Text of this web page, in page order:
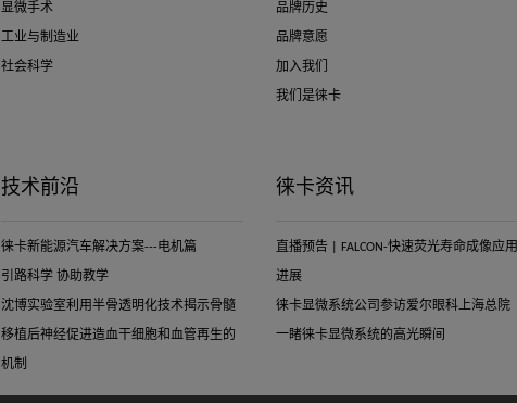
显微手术
工业与制造业
社会科学
品牌历史
品牌意愿
加入我们
我们是徕卡
技术前沿
徕卡新能源汽车解决方案---电机篇
引路科学 协助教学
沈博实验室利用半骨透明化技术揭示骨髓
移植后神经促进造血干细胞和血管再生的
机制
徕卡资讯
直播预告 | FALCON-快速荧光寿命成像应用
进展
徕卡显微系统公司参访爱尔眼科上海总院
一睹徕卡显微系统的高光瞬间